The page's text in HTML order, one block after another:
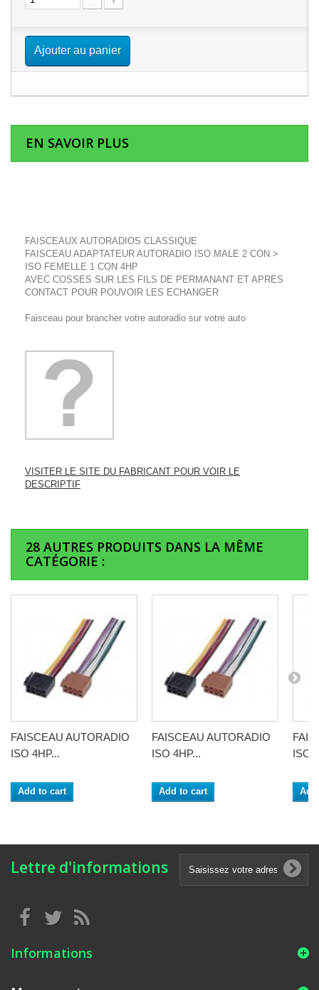
Ajouter au panier
EN SAVOIR PLUS
FAISCEAUX AUTORADIOS CLASSIQUE
FAISCEAU ADAPTATEUR AUTORADIO ISO MALE 2 CON >
ISO FEMELLE 1 CON 4HP
AVEC COSSES SUR LES FILS DE PERMANANT ET APRES
CONTACT POUR POUVOIR LES ECHANGER
Faisceau pour brancher votre autoradio sur votre auto
VISITER LE SITE DU FABRICANT POUR VOIR LE
DESCRIPTIF
28 AUTRES PRODUITS DANS LA MÊME
CATÉGORIE :
FAISCEAU AUTORADIO
ISO 4HP...
Add to cart
FAISCEAU AUTORADIO
ISO 4HP...
Add to cart
ISO
Lettre d'informations
Informations